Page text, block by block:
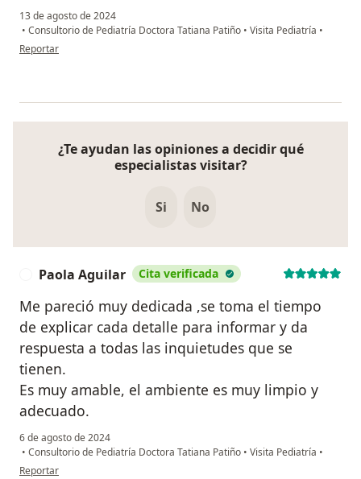
13 de agosto de 2024
• Consultorio de Pediatría Doctora Tatiana Patiño • Visita Pediatría •
en opinión del usuario karen tatiana
Reportar
¿Te ayudan las opiniones a decidir qué
especialistas visitar?
Si No
Paola Aguilar Cita verificada
Me pareció muy dedicada ,se toma el tiempo
de explicar cada detalle para informar y da
respuesta a todas las inquietudes que se
tienen.
Es muy amable, el ambiente es muy limpio y
adecuado.
6 de agosto de 2024
• Consultorio de Pediatría Doctora Tatiana Patiño • Visita Pediatría •
en opinión del usuario Paola Aguilar
Reportar